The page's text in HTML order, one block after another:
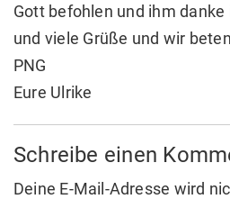
Gott befohlen und ihm
und viele Grüße und wir
PNG
Eure Ulrike
Schreibe einen
Deine E-Mail-Adresse wird